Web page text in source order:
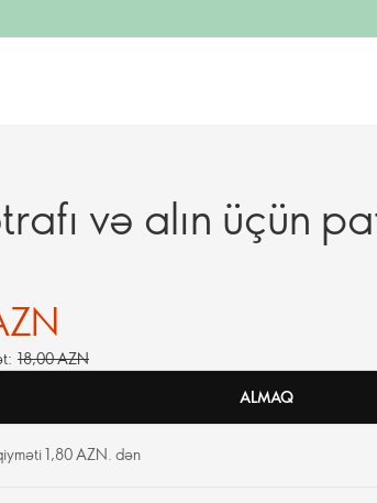
və alın üçün
18,00 AZN
ALMAQ
1,80 AZN. dən